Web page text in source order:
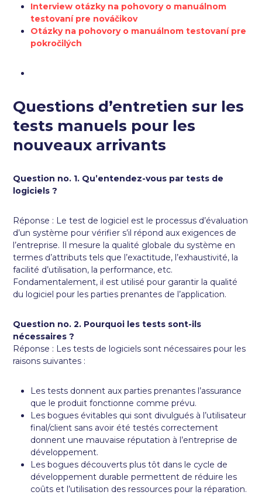
Interview otázky na pohovory o manuálnom
testovaní pre nováčikov
Otázky na pohovory o manuálnom testovaní pre
pokročilých
Questions d’entretien sur les
tests manuels pour les
nouveaux arrivants
Question no. 1. Qu’entendez-vous par tests de
logiciels ?
Réponse : Le test de logiciel est le processus d’évaluation
d’un système pour vérifier s’il répond aux exigences de
l’entreprise. Il mesure la qualité globale du système en
termes d’attributs tels que l’exactitude, l’exhaustivité, la
facilité d’utilisation, la performance, etc.
Fondamentalement, il est utilisé pour garantir la qualité
du logiciel pour les parties prenantes de l’application.
Question no. 2. Pourquoi les tests sont-ils
nécessaires ?
Réponse : Les tests de logiciels sont nécessaires pour les
raisons suivantes :
Les tests donnent aux parties prenantes l’assurance
que le produit fonctionne comme prévu.
Les bogues évitables qui sont divulgués à l’utilisateur
final/client sans avoir été testés correctement
donnent une mauvaise réputation à l’entreprise de
développement.
Les bogues découverts plus tôt dans le cycle de
développement durable permettent de réduire les
coûts et l’utilisation des ressources pour la réparation.